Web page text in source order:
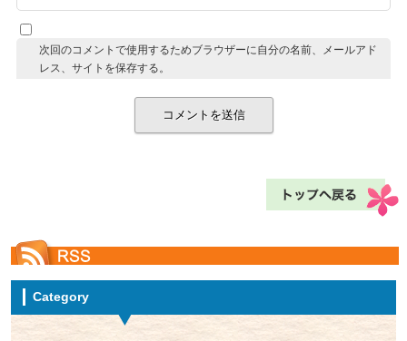
次回のコメントで使用するためブラウザーに自分の名前、メールアド
レス、サイトを保存する。
Category